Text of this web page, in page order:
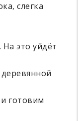
слегка
это уйдёт
готовим